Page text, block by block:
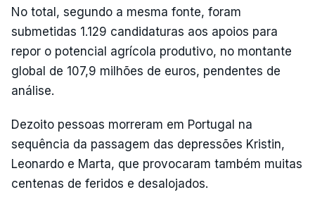
No total, segundo a mesma fonte, foram
submetidas 1.129 candidaturas aos apoios para
repor o potencial agrícola produtivo, no montante
global de 107,9 milhões de euros, pendentes de
análise.
Dezoito pessoas morreram em Portugal na
sequência da passagem das depressões Kristin,
Leonardo e Marta, que provocaram também muitas
centenas de feridos e desalojados.